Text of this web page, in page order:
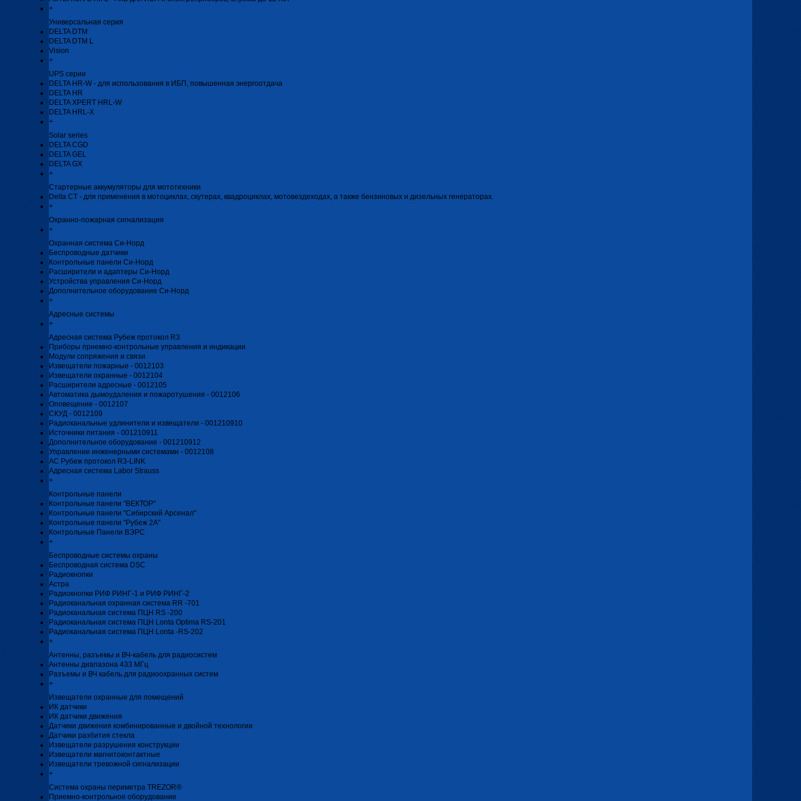
+
Универсальная серия
DELTA DTM
DELTA DTM L
Vision
+
UPS серии
DELTA HR-W - для использования в ИБП, повышенная энергоотдача
DELTA HR
DELTA XPERT HRL-W
DELTA HRL-Х
+
Solar series
DELTA CGD
DELTA GEL
DELTA GX
+
Стартерные аккумуляторы для мототехники
Delta CT - для применения в мотоциклах, скутерах, квадроциклах, мотовездеходах, а также бензиновых и дизельных генераторах.
+
Охранно-пожарная сигнализация
+
Охранная система Си-Норд
Беспроводные датчики
Контрольные панели Си-Норд
Расширители и адаптеры Си-Норд
Устройства управления Си-Норд
Дополнительное оборудование Си-Норд
+
Адресные системы
+
Адресная система Рубеж протокол R3
Приборы приемно-контрольные управления и индикации
Модули сопряжения и связи
Извещатели пожарные - 0012103
Извещатели охранные - 0012104
Расширители адресные - 0012105
Автоматика дымоудаления и пожаротушения - 0012106
Оповещение - 0012107
СКУД - 0012109
Радиоканальные удлинители и извещатели - 001210910
Источники питания - 001210911
Дополнительное оборудование - 001210912
Управление инженерными системами - 0012108
АС Рубеж протокол R3-LINK
Адресная система Labor Strauss
+
Контрольные панели
Контрольные панели "ВЕКТОР"
Контрольные панели "Сибирский Арсенал"
Контрольные панели "Рубеж 2А"
Контрольные Панели ВЭРС
+
Беспроводные системы охраны
Беспроводная система DSC
Радиокнопки
Астра
Радиокнопки РИФ РИНГ-1 и РИФ РИНГ-2
Радиоканальная охранная система RR -701
Радиоканальная система ПЦН RS -200
Радиоканальная система ПЦН Lonta Optima RS-201
Радиоканальная система ПЦН Lonta -RS-202
+
Антенны, разъемы и ВЧ-кабель для радиосистем
Антенны диапазона 433 МГц
Разъемы и ВЧ кабель для радиоохранных систем
+
Извещатели охранные для помещений
ИК датчики
ИК датчики движения
Датчики движения комбинированные и двойной технологии
Датчики разбития стекла
Извещатели разрушения конструкции
Извещатели магнитоконтактные
Извещатели тревожной сигнализации
+
Система охраны периметра TREZOR®
Приемно-контрольное оборудование